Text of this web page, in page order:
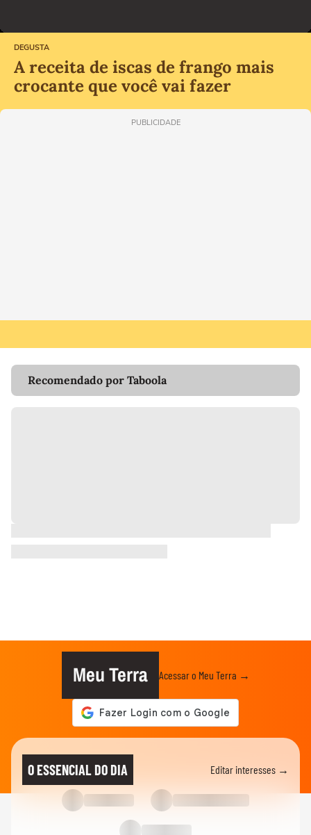
DEGUSTA
A receita de iscas de frango mais
crocante que você vai fazer
PUBLICIDADE
Recomendado por Taboola
Meu Terra Acessar o Meu Terra →
O ESSENCIAL DO DIA Editar interesses →